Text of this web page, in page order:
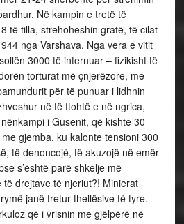
Në kampin e tretë të
të tilla, strehoheshin gratë, të cilat
nga Varshava. Nga vera e vitit
3000 të internuar – fizikisht të
torturat më çnjerëzore, me
për të punuar i lidhnin
në të ftohtë e në ngrica,
i Gusenit, që kishte 30
gjemba, ku kalonte tensioni 300
të denoncojë, të akuzojë në emër
s’është parë shkelje më
drejtave të njeriut?! Minierat
janë tretur thellësive të tyre.
që i vrisnin me gjëlpërë në